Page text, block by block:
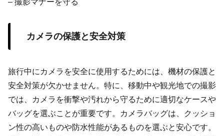
カメラの保護と安全対策
旅行中にカメラを安全に使用するためには、機材の保護と
安全対策が欠かせません。特に、移動中や観光地での撮影
では、カメラを衝撃や汚れから守るために適切なケースや
バッグを選ぶことが重要です。カメラバッグは、クッショ
ン性の高いものや防水性能があるものを選ぶと安心です。